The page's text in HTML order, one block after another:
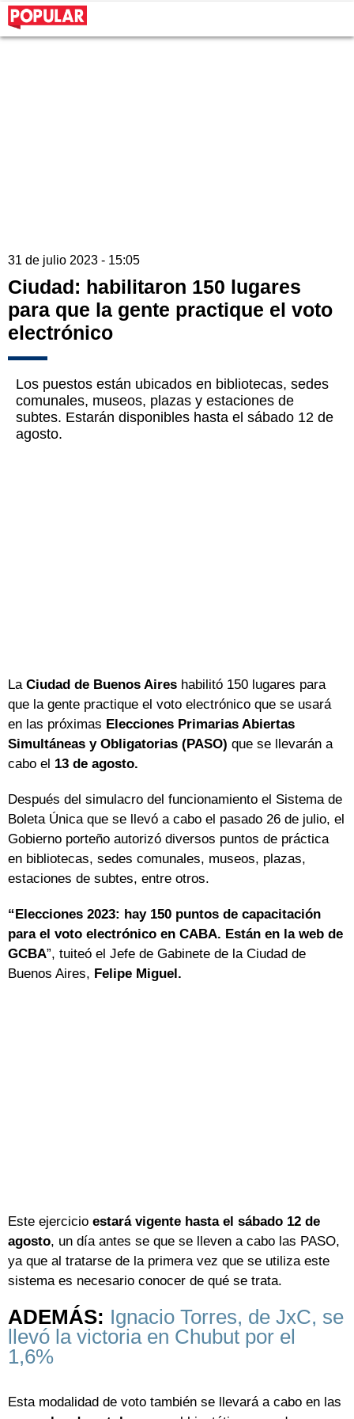
31 de julio 2023 - 15:05
Ciudad: habilitaron 150 lugares
para que la gente practique el voto
electrónico
Los puestos están ubicados en bibliotecas, sedes
comunales, museos, plazas y estaciones de
subtes. Estarán disponibles hasta el sábado 12 de
agosto.
La Ciudad de Buenos Aires habilitó 150 lugares para
que la gente practique el voto electrónico que se usará
en las próximas Elecciones Primarias Abiertas
Simultáneas y Obligatorias (PASO) que se llevarán a
cabo el 13 de agosto.
Después del simulacro del funcionamiento el Sistema de
Boleta Única que se llevó a cabo el pasado 26 de julio, el
Gobierno porteño autorizó diversos puntos de práctica
en bibliotecas, sedes comunales, museos, plazas,
estaciones de subtes, entre otros.
“Elecciones 2023: hay 150 puntos de capacitación
para el voto electrónico en CABA. Están en la web de
GCBA”, tuiteó el Jefe de Gabinete de la Ciudad de
Buenos Aires, Felipe Miguel.
Este ejercicio estará vigente hasta el sábado 12 de
agosto, un día antes se que se lleven a cabo las PASO,
ya que al tratarse de la primera vez que se utiliza este
sistema es necesario conocer de qué se trata.
ADEMÁS: Ignacio Torres, de JxC, se
llevó la victoria en Chubut por el
1,6%
Esta modalidad de voto también se llevará a cabo en las